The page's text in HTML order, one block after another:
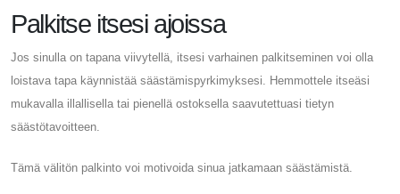
Palkitse itsesi ajoissa
Jos sinulla on tapana viivytellä, itsesi varhainen palkitseminen voi olla
loistava tapa käynnistää säästämispyrkimyksesi. Hemmottele itseäsi
mukavalla illallisella tai pienellä ostoksella saavutettuasi tietyn
säästötavoitteen.
Tämä välitön palkinto voi motivoida sinua jatkamaan säästämistä.